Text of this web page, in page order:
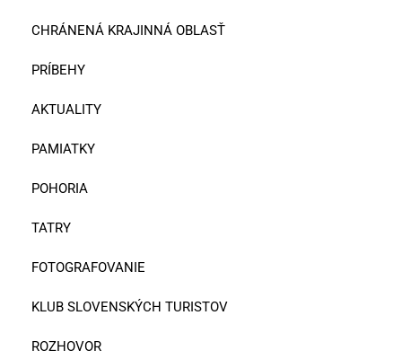
CHRÁNENÁ KRAJINNÁ OBLASŤ
PRÍBEHY
AKTUALITY
PAMIATKY
POHORIA
TATRY
FOTOGRAFOVANIE
KLUB SLOVENSKÝCH TURISTOV
ROZHOVOR